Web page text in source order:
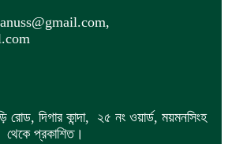
রোড, দিগার কান্দা, ২৫ নং ওয়ার্ড, ময়মনসিংহ
থেকে প্রকাশিত।